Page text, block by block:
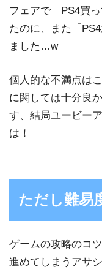
フェアで「PS4買
たのに、また「
ました…w
個人的な不満点は
に関しては十分良
す、結局ユービー
は！
ただし難易
ゲームの攻略のコ
進めてしまうアサ